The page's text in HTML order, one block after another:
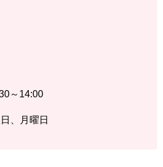
～14:00
、月曜日